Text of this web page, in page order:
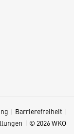
Barrierefreiheit
© 2026 WKO